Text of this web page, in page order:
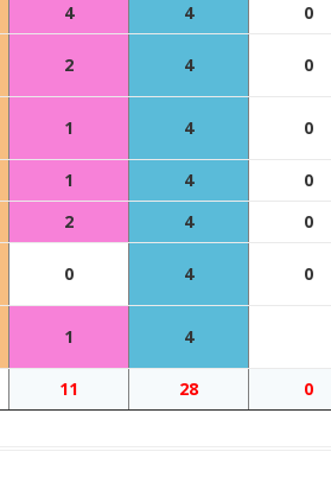
4 4 0
2 4 0
1 4 0
1 4 0
2 4 0
0 4 0
1 4
11 28 0